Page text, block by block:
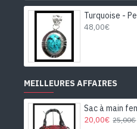
48,00€
MEILLEURES AFFAIRES
20,00€ 25,00€